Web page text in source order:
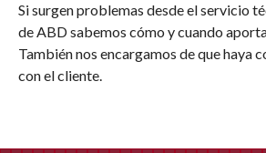
Si surgen problemas desde el servicio
de ABD sabemos cómo y cuando
También nos encargamos de que haya
con el cliente.